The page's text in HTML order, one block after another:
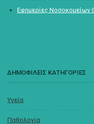
Εφημερίες Νοσοκομείων
ΔΗΜΟΦΙΛΕΙΣ ΚΑΤΗΓΟΡΙΕΣ
Υγεία
Παθολογία